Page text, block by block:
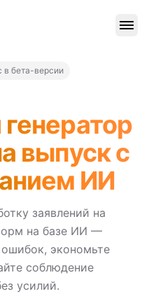
в бета-версии
выпуск с
ИИ
заявлений на
на базе ИИ —
экономьте
соблюдение
усилий.